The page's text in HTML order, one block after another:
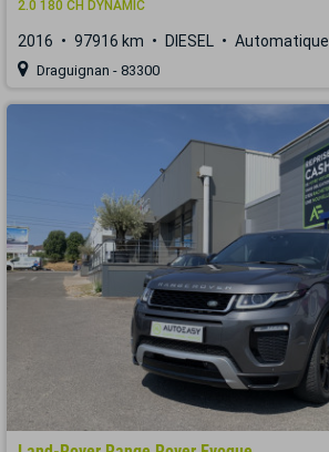
2.0 180 CH DYNAMIC
2016 97916 km DIESEL Automatique
Draguignan - 83300